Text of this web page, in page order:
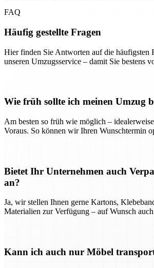
FAQ
Häufig gestellte Fragen
Hier finden Sie Antworten auf die häufigsten
unseren Umzugsservice – damit Sie bestens
Wie früh sollte ich meinen Umzug
Am besten so früh wie möglich –
Voraus. So können wir Ihren Wunschtermin
Bietet Ihr Unternehmen auch
an?
Ja, wir stellen Ihnen gerne Kartons,
Materialien zur Verfügung – auf Wunsch
Kann ich auch nur Möbel